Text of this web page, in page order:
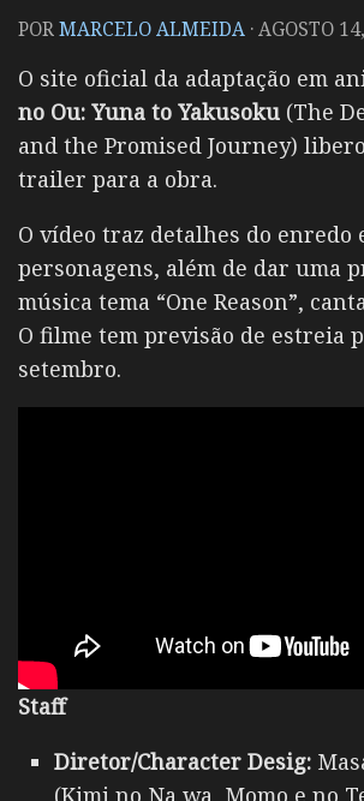
PORMARCELO ALMEIDA ·AGOSTO
O site oficial da adaptação em
no Ou: Yuna to Yakusoku (The
and the Promised Journey)
trailer para a obra.
O vídeo traz detalhes do enredo
personagens, além de dar uma
música tema “One Reason”,
O filme tem previsão de estreia
setembro.
Staff
Diretor/Character Desig:
(Kimi no Na wa, Momo e no